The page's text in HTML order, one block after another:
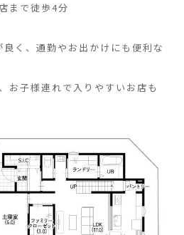
まで徒歩4分
く、通勤やお出かけにも便利な
お子様連れで入りやすいお店も